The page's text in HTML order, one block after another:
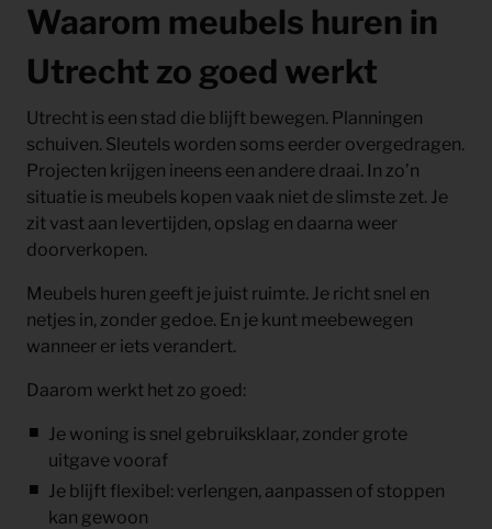
Waarom meubels huren in
Utrecht zo goed werkt
Utrecht is een stad die blijft bewegen. Planningen
schuiven. Sleutels worden soms eerder overgedragen.
Projecten krijgen ineens een andere draai. In zo’n
situatie is meubels kopen vaak niet de slimste zet. Je
zit vast aan levertijden, opslag en daarna weer
doorverkopen.
Meubels huren geeft je juist ruimte. Je richt snel en
netjes in, zonder gedoe. En je kunt meebewegen
wanneer er iets verandert.
Daarom werkt het zo goed:
Je woning is snel gebruiksklaar, zonder grote
uitgave vooraf
Je blijft flexibel: verlengen, aanpassen of stoppen
kan gewoon